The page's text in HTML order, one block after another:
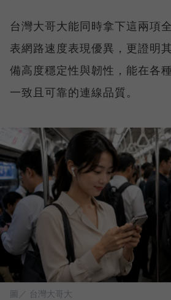
台灣大哥大能同時拿下這兩項
表網路速度表現優異，更證明
備高度穩定性與韌性，能在各
一致且可靠的連線品質。
圖／ 台灣大哥大